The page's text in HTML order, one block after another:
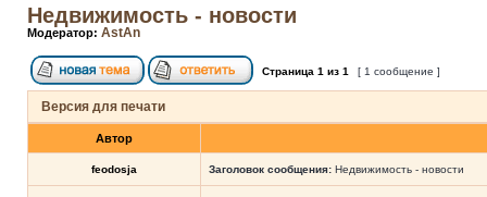
Недвижимость - новости
Модератор: AstAn
Страница 1 из 1 [ 1 сообщение ]
Версия для печати
Автор
feodosja Заголовок сообщения: Недвижимость - новости